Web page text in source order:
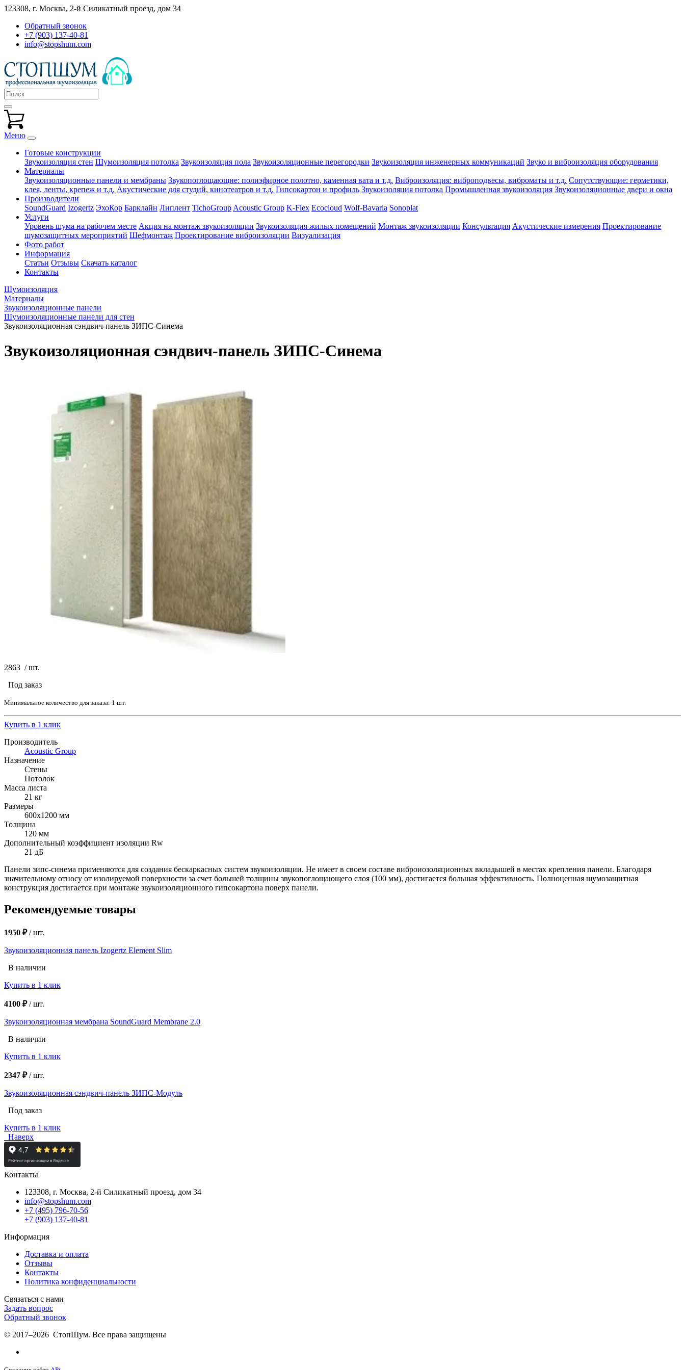
123308, г. Москва, 2-й Силикатный проезд, дом 34
Обратный звонок
+7 (903) 137-40-81
info@stopshum.com
Меню
Готовые конструкции
Звукоизоляция стен Шумоизоляция потолка Звукоизоляция пола Звукоизоляционные перегородки Звукоизоляция инженерных коммуникаций Звуко и виброизоляция оборудования
Материалы
Звукоизоляционные панели и мембраны Звукопоглощающие: полиэфирное полотно, каменная вата и т.д. Виброизоляция: виброподвесы, виброматы и т.д. Сопутствующие: герметики,
клея, ленты, крепеж и т.д. Акустические для студий, кинотеатров и т.д. Гипсокартон и профиль Звукоизоляция потолка Промышленная звукоизоляция Звукоизоляционные двери и окна
Производители
SoundGuard Izogertz ЭхоКор Барклайн Липлент TichoGroup Acoustic Group K-Flex Ecocloud Wolf-Bavaria Sonoplat
Услуги
Уровень шума на рабочем месте Акция на монтаж звукоизоляции Звукоизоляция жилых помещений Монтаж звукоизоляции Консультация Акустические измерения Проектирование
шумозащитных мероприятий Шефмонтаж Проектирование виброизоляции Визуализация
Фото работ
Информация
Статьи Отзывы Скачать каталог
Контакты
Шумоизоляция
Материалы
Звукоизоляционные панели
Шумоизоляционные панели для стен
Звукоизоляционная сэндвич-панель ЗИПС-Синема
Звукоизоляционная сэндвич-панель ЗИПС-Синема
2863 /шт.
Под заказ
Минимальное количество для заказа: 1 шт.
Купить в 1 клик
Производитель
Acoustic Group
Назначение
Стены
Потолок
Масса листа
21 кг
Размеры
600х1200 мм
Толщина
120 мм
Дополнительный коэффициент изоляции Rw
21 дБ
Панели зипс-синема применяются для создания бескаркасных систем звукоизоляции. Не имеет в своем составе виброиозоляционных вкладышей в местах крепления панели. Благодаря
значительному относу от изолируемой поверхности за счет большей толщины звукопоглощающего слоя (100 мм), достигается большая эффективность. Полноценная шумозащитная
конструкция достигается при монтаже звукоизоляционного гипсокартона поверх панели.
Рекомендуемые товары
1950 ₽/шт.
Звукоизоляционная панель Izogertz Element Slim
В наличии
Купить в 1 клик
4100 ₽/шт.
Звукоизоляционная мембрана SoundGuard Membrane 2.0
В наличии
Купить в 1 клик
2347 ₽/шт.
Звукоизоляционная сэндвич-панель ЗИПС-Модуль
Под заказ
Купить в 1 клик
Наверх
Контакты
123308, г. Москва, 2-й Силикатный проезд, дом 34
info@stopshum.com
+7 (495) 796-70-56
+7 (903) 137-40-81
Информация
Доставка и оплата
Отзывы
Контакты
Политика конфиденциальности
Связаться с нами
Задать вопрос
Обратный звонок
© 2017–2026 СтопШум. Все права защищены